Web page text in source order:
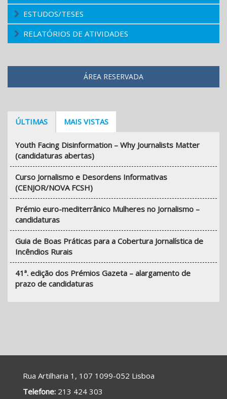
ESTUDOS/TESES
RELATÓRIOS DE ATIVIDADES
ÁREA RESERVADA
ÚLTIMAS MAIS VISTAS
Youth Facing Disinformation – Why Journalists Matter
(candidaturas abertas)
Curso Jornalismo e Desordens Informativas
(CENJOR/NOVA FCSH)
Prémio euro-mediterrânico Mulheres no Jornalismo –
candidaturas
Guia de Boas Práticas para a Cobertura Jornalística de
Incêndios Rurais
41ª. edição dos Prémios Gazeta – alargamento de
prazo de candidaturas
Rua Artilharia 1, 107 1099-052 Lisboa
Telefone: 213 424 303